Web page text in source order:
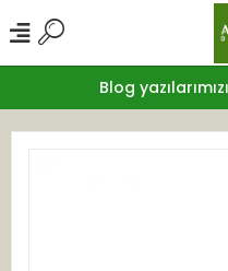
Blog